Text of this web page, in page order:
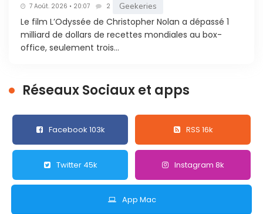
7 Août. 2026 • 20:07 2 Geekeries
Le film L’Odyssée de Christopher Nolan a dépassé 1
milliard de dollars de recettes mondiales au box-
office, seulement trois...
Réseaux Sociaux et apps
Facebook 103k RSS 16k
Twitter 45k Instagram 8k
App Mac